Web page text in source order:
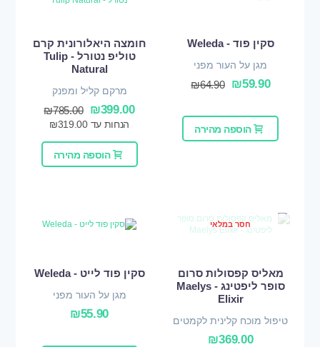
סקין פוד - Weleda
מגן על העור מפני
התייבשות
₪59.90
₪64.90
הוספה מהירה
חומצה היאלורונית קרם
טוליפ נטורל - Tulip
Natural
מרקם קליל ומפנק
₪399.00
₪785.00
הנחות עד ₪319.00
הוספה מהירה
חסר במלאי
מאליס קפסולות סרום
סופר ליפטינג - Maelys
Elixir
טיפול מוכח קלינית לקמטים
₪369.00
סקין פוד לייט - Weleda
מגן על העור מפני
התייבשות
₪55.90